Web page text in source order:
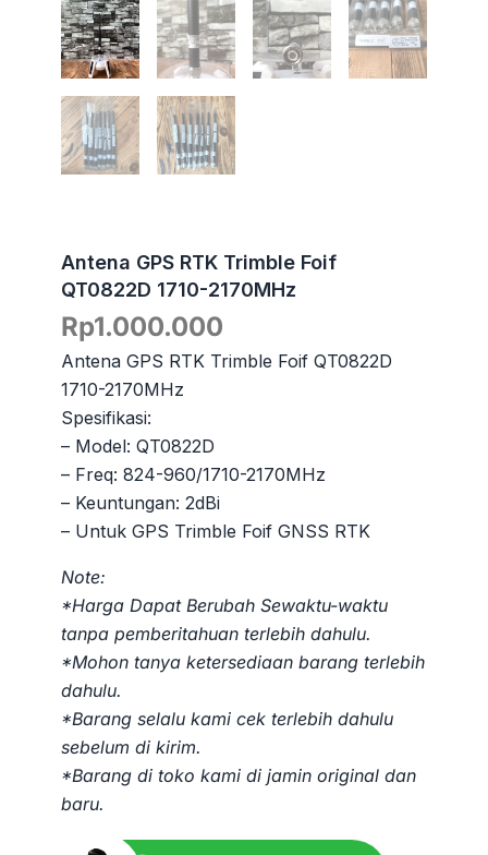
Antena GPS RTK Trimble Foif
QT0822D 1710-2170MHz
Rp1.000.000
Antena GPS RTK Trimble Foif QT0822D
1710-2170MHz
Spesifikasi:
– Model: QT0822D
– Freq: 824-960/1710-2170MHz
– Keuntungan: 2dBi
– Untuk GPS Trimble Foif GNSS RTK
Note:
*Harga Dapat Berubah Sewaktu-waktu
tanpa pemberitahuan terlebih dahulu.
*Mohon tanya ketersediaan barang terlebih
dahulu.
*Barang selalu kami cek terlebih dahulu
sebelum di kirim.
*Barang di toko kami di jamin original dan
baru.